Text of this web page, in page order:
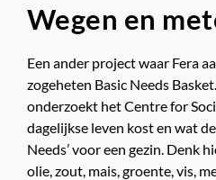
Wegen en
Een ander project waar Fera
zogeheten Basic Needs
onderzoekt het Centre for
dagelijkse leven kost en wat
Needs’ voor een gezin. Denk
olie, zout, mais, groente, vis,